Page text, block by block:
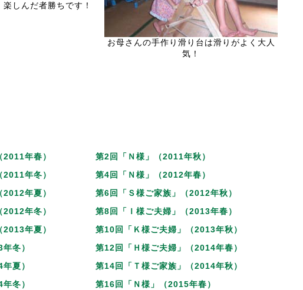
しんだ者勝ちです！
お母さんの手作り滑り台は滑りがよく大人
気！
年春）
第2回「Ｎ様」（2011年秋）
年冬）
第4回「Ｎ様」（2012年春）
年夏）
第6回「Ｓ様ご家族」（2012年秋）
年冬）
第8回「Ｉ様ご夫婦」（2013年春）
年夏）
第10回「Ｋ様ご夫婦」（2013年秋）
冬）
第12回「Ｈ様ご夫婦」（2014年春）
夏）
第14回「Ｔ様ご家族」（2014年秋）
冬）
第16回「Ｎ様」（2015年春）